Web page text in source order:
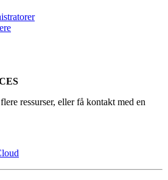
Fjern alle Utført
ressurser, eller få kontakt med en